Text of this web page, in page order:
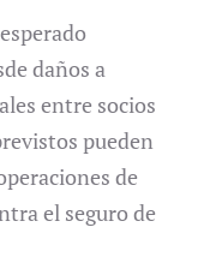
daños a
entre socios
pueden
de
el seguro de